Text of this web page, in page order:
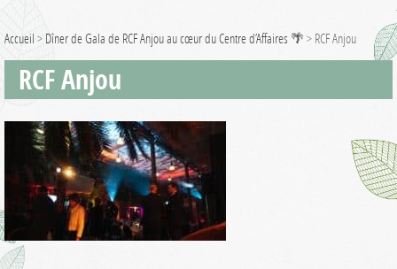
Accueil > Dîner de Gala de RCF Anjou au cœur du Centre d’Affaires 🌴 > RCF Anjou
RCF Anjou